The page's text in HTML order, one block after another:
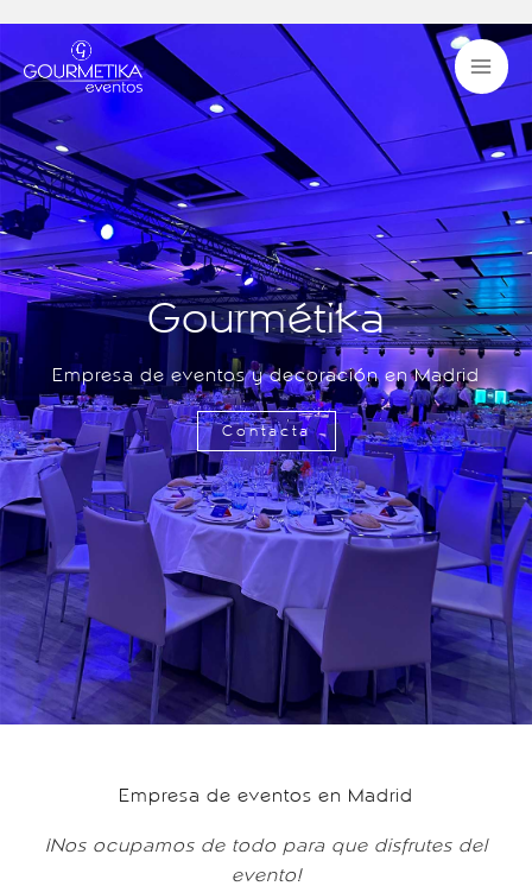
contenido
Gourmétika
Empresa de eventos y decoración en Madrid
Contacta
Empresa de eventos en Madrid
¡Nos ocupamos de todo para que disfrutes del
evento!